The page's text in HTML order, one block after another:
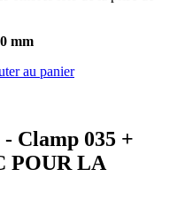
mm
au panier
Clamp 035 +
POUR LA